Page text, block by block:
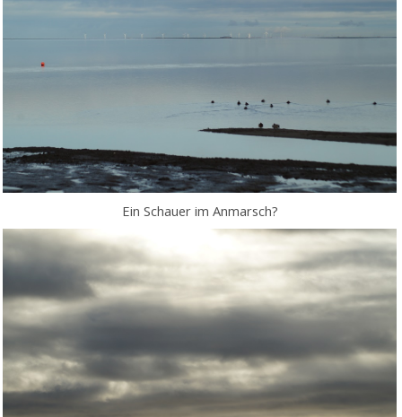
Ein Schauer im Anmarsch?